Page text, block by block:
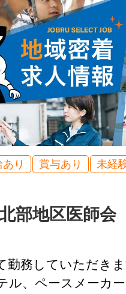
り 賞与あり 未経
部地区医師
勤務していただ
ル、ペースメーカ